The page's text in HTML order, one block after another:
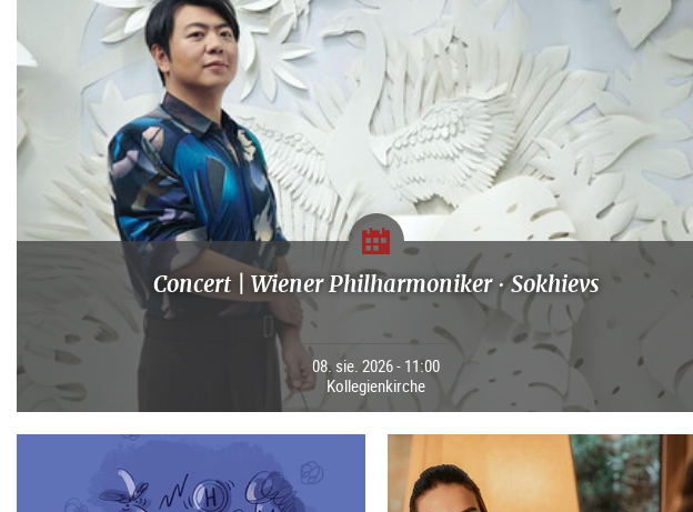
Concert | Wiener Philharmoniker · Sokhievs
08. sie. 2026 - 11:00
Kollegienkirche